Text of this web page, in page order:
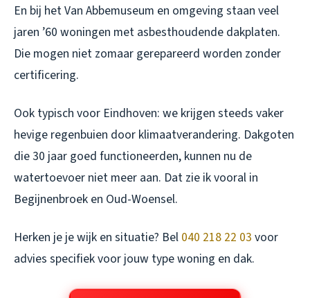
En bij het Van Abbemuseum en omgeving staan veel
jaren ’60 woningen met asbesthoudende dakplaten.
Die mogen niet zomaar gerepareerd worden zonder
certificering.
Ook typisch voor Eindhoven: we krijgen steeds vaker
hevige regenbuien door klimaatverandering. Dakgoten
die 30 jaar goed functioneerden, kunnen nu de
watertoevoer niet meer aan. Dat zie ik vooral in
Begijnenbroek en Oud-Woensel.
Herken je je wijk en situatie? Bel 040 218 22 03 voor
advies specifiek voor jouw type woning en dak.